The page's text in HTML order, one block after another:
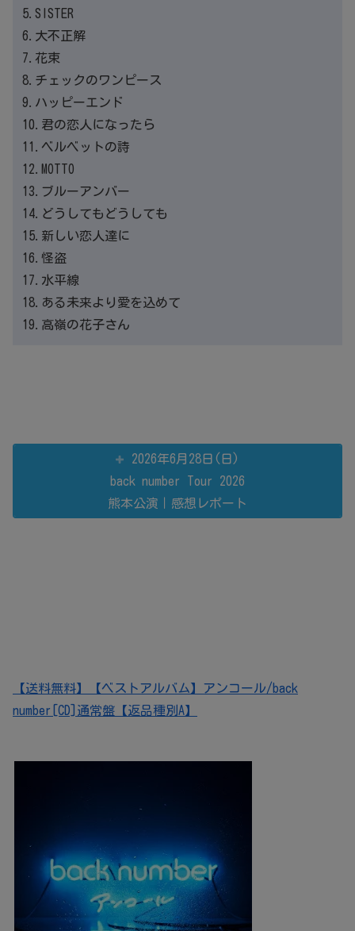
5.SISTER
6.大不正解
7.花束
8.チェックのワンピース
9.ハッピーエンド
10.君の恋人になったら
11.ベルベットの詩
12.MOTTO
13.ブルーアンバー
14.どうしてもどうしても
15.新しい恋人達に
16.怪盗
17.水平線
18.ある未来より愛を込めて
19.高嶺の花子さん
2026年6月28日(日)
back number Tour 2026
熊本公演｜感想レポート
【送料無料】【ベストアルバム】アンコール/back
number[CD]通常盤【返品種別A】